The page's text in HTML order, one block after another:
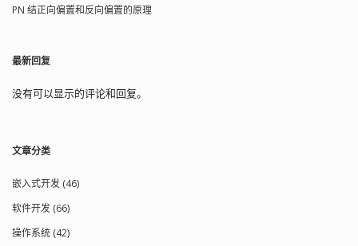
PN 结正向偏置和反向偏置的原理
最新回复
没有可以显示的评论和回复。
文章分类
嵌入式开发 (46)
软件开发 (66)
操作系统 (42)